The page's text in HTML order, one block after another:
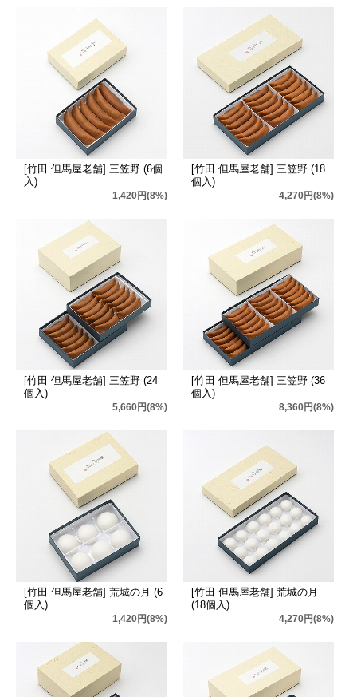
[竹田 但馬屋老舗] 三笠野 (6個
入)
1,420円(8%)
[竹田 但馬屋老舗] 三笠野 (18
個入)
4,270円(8%)
[竹田 但馬屋老舗] 三笠野 (24
個入)
5,660円(8%)
[竹田 但馬屋老舗] 三笠野 (36
個入)
8,360円(8%)
[竹田 但馬屋老舗] 荒城の月 (6
個入)
1,420円(8%)
[竹田 但馬屋老舗] 荒城の月
(18個入)
4,270円(8%)